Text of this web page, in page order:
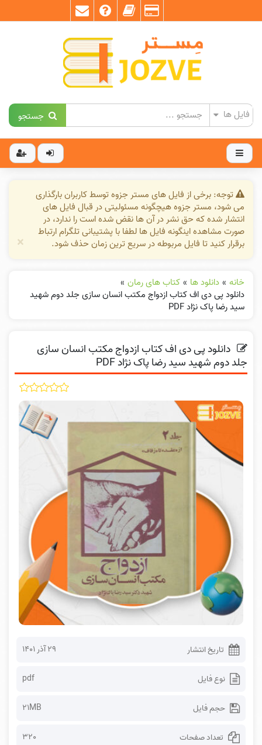
جستجو
توجه: برخی از فایل های مستر جزوه توسط کاربران بارگذاری
می شود، مستر جزوه هیچگونه مسئولیتی در قبال فایل های
انتشار شده که حق نشر در آن ها نقض شده است را ندارد، در
صورت مشاهده اینگونه فایل ها لطفا با پشتیبانی تلگرام ارتباط
برقرار کنید تا فایل مربوطه در سریع ترین زمان حذف شود.
×
خانه » دانلود ها » کتاب های رمان »
دانلود پی دی اف کتاب ازدواج مکتب انسان سازی جلد دوم شهید
سید رضا پاک نژاد PDF
دانلود پی دی اف کتاب ازدواج مکتب انسان سازی
جلد دوم شهید سید رضا پاک نژاد PDF
تاریخ انتشار ۲۹ آذر ۱۴۰۱
نوع فایل pdf
حجم فایل 21MB
تعداد صفحات 320